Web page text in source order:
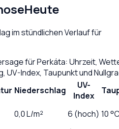
Heute
im stündlichen Verlauf für
fürPerkáta: Uhrzeit,
UV-Index, Taupunkt und
Niederschlag
UV-
Index
0,0L/m² 6 (hoch) 10